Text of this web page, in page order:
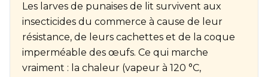
Les larves de punaises de lit survivent aux
insecticides du commerce à cause de leur
résistance, de leurs cachettes et de la coque
imperméable des œufs. Ce qui marche
vraiment : la chaleur (vapeur à 120 °C,